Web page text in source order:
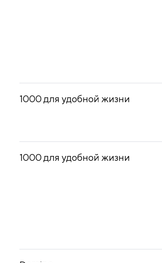
1000 для удобной жизни
1000 для удобной жизни